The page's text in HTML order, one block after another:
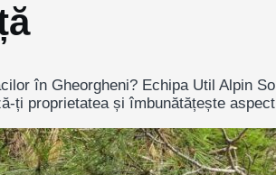
în Gheorgheni? Echipa Util Alpin
ți proprietatea și îmbunătățește